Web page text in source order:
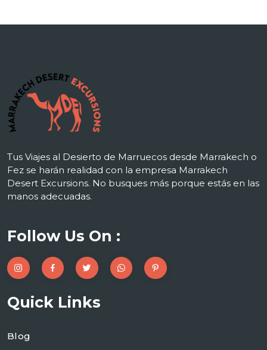
Tus Viajes al Desierto de Marruecos desde Marrakech o
Fez se harán realidad con la empresa Marrakech
Desert Excursions. No busques más porque estás en las
manos adecuadas.
Follow Us On :
Quick Links
Blog